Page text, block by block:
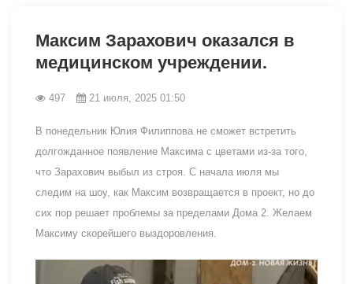
Максим Зарахович оказался в
медицинском учреждении.
497 21 июля, 2025 01:50
В понедельник Юлия Филиппова не сможет встретить
долгожданное появление Максима с цветами из-за того,
что Зарахович выбыл из строя. С начала июля мы
следим на шоу, как Максим возвращается в проект, но до
сих пор решает проблемы за пределами Дома 2. Желаем
Максиму скорейшего выздоровления.